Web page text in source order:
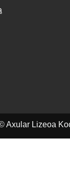
Axular Lizeoa